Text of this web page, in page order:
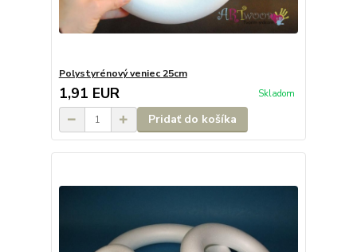
Polystyrénový veniec 25cm
1,91 EUR Skladom
Pridať do košíka